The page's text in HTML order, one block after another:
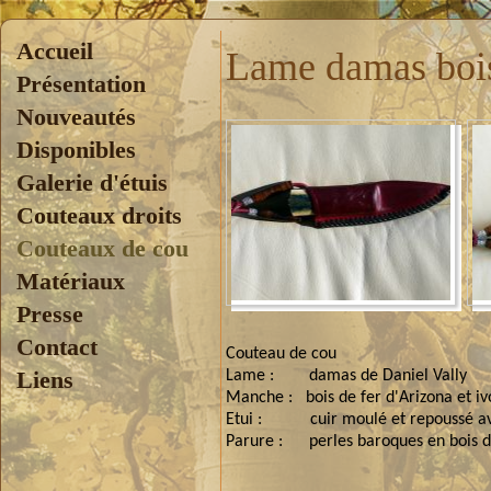
Accueil
Présentation
Nouveautés
Disponibles
Galerie d'étuis
Couteaux droits
Couteaux de cou
Matériaux
Presse
Contact
Liens
Lame damas
Couteau de cou
Lame :
damas de Daniel Vally
Manche :
bois de fer d'Arizona et
Etui :
cuir moulé et repoussé
Parure :
perles baroques en bois